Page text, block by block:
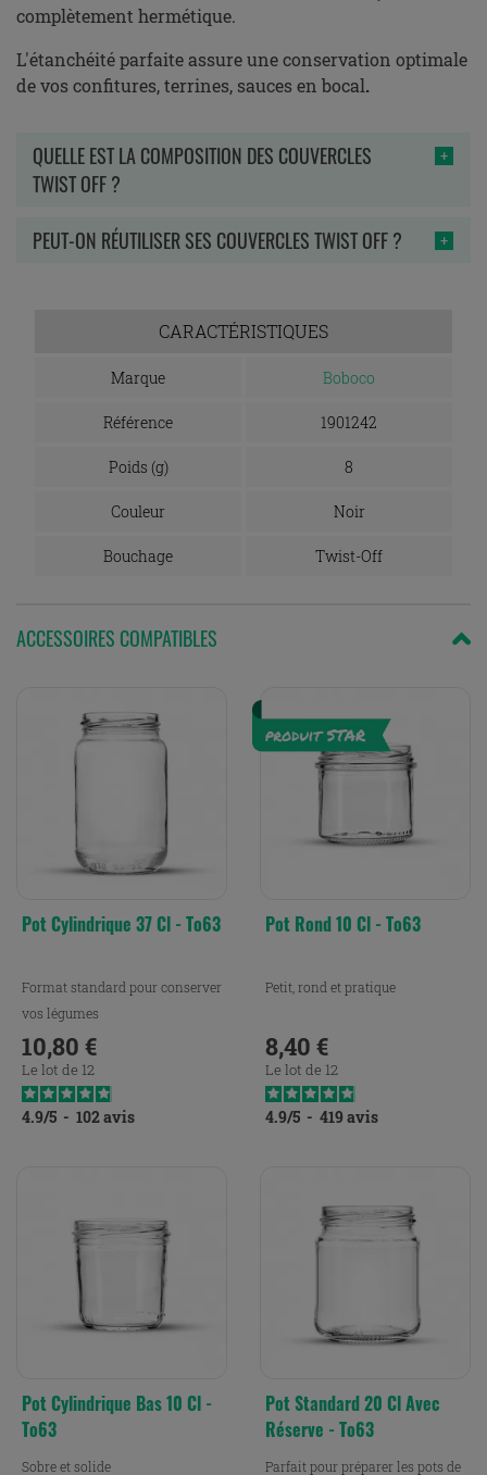
complètement hermétique.
L'étanchéité parfaite assure une conservation optimale
de vos confitures, terrines, sauces en bocal.
QUELLE EST LA COMPOSITION DES COUVERCLES
TWIST OFF ?
PEUT-ON RÉUTILISER SES COUVERCLES TWIST OFF ?
CARACTÉRISTIQUES
Marque Boboco
Référence 1901242
Poids (g) 8
Couleur Noir
Bouchage Twist-Off
ACCESSOIRES COMPATIBLES
Pot Cylindrique 37 Cl - To63
Format standard pour conserver
vos légumes
Prix
10,80 €
Le lot de 12
4.9/5 - 102avis
Pot Rond 10 Cl - To63
Petit, rond et pratique
Prix
8,40 €
Le lot de 12
4.9/5 - 419 avis
Pot Cylindrique Bas 10 Cl -
To63
Sobre et solide
Pot Standard 20 Cl Avec
Réserve - To63
Parfait pour préparer les pots de